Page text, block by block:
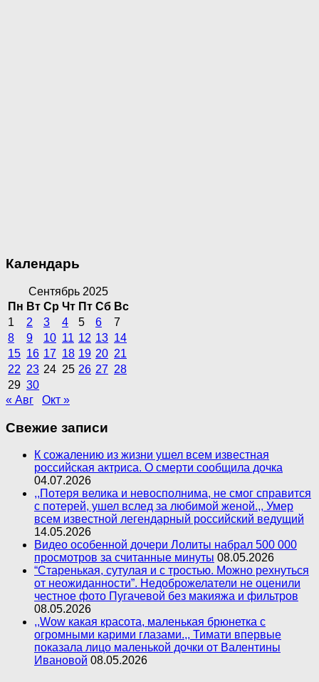
Календарь
Сентябрь 2025
Пн Вт Ср Чт Пт Сб Вс
1
2 3 4 5 6
7
8
9 10 11 12 13 14
15 16 17 18 19 20 21
22 23 24 25 26 27 28
29 30
« Авг
Окт »
Свежие записи
К сожалению из жизни ушел всем известная
российская актриса. О смерти сообщила дочка
04.07.2026
,,Потеря велика и невосполнима, не смог справится
с потерей, ушел вслед за любимой женой.,, Умер
всем известной легендарный российский ведущий
14.05.2026
Видео особенной дочери Лолиты набрал 500 000
просмотров за считанные минуты 08.05.2026
“Старенькая, сутулая и с тростью. Можно рехнуться
от неожиданности”. Недоброжелатели не оценили
честное фото Пугачевой без макияжа и фильтров
08.05.2026
,,Wow какая красота, маленькая брюнетка с
огромными карими глазами.,, Тимати впервые
показала лицо маленькой дочки от Валентины
Ивановой 08.05.2026